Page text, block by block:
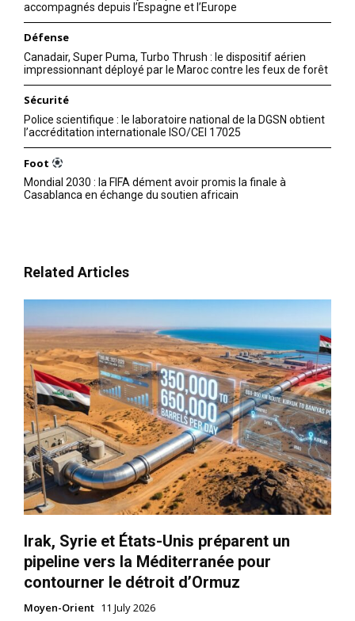
accompagnés depuis l’Espagne et l’Europe
Défense
Canadair, Super Puma, Turbo Thrush : le dispositif aérien
impressionnant déployé par le Maroc contre les feux de forêt
Sécurité
Police scientifique : le laboratoire national de la DGSN obtient
l’accréditation internationale ISO/CEI 17025
Foot
Mondial 2030 : la FIFA dément avoir promis la finale à
Casablanca en échange du soutien africain
Related Articles
Irak, Syrie et États-Unis préparent un
pipeline vers la Méditerranée pour
contourner le détroit d’Ormuz
Moyen-Orient 11 July 2026